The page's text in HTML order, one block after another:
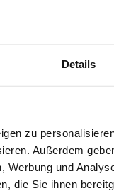
Details
zu
Außerdem
und
die Sie ihnen